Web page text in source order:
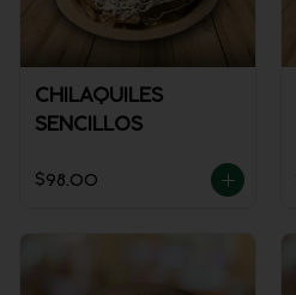
CHILAQUILES
SENCILLOS
$98.00